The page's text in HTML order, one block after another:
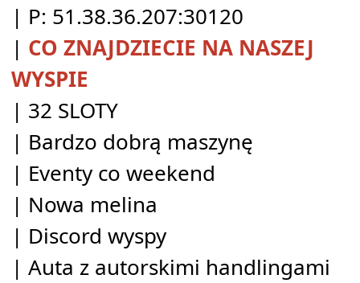
| P: 51.38.36.207:30120
| CO ZNAJDZIECIE NA NASZEJ
WYSPIE
| 32 SLOTY
| Bardzo dobrą maszynę
| Eventy co weekend
| Nowa melina ️
| Discord wyspy
| Auta z autorskimi handlingami